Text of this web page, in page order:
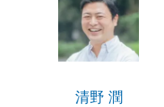
清野 潤